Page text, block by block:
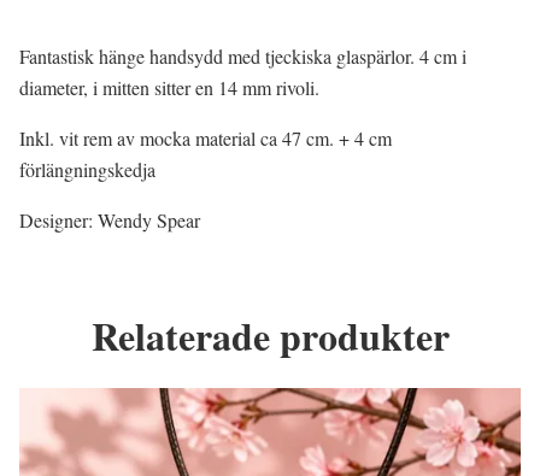
Fantastisk hänge handsydd med tjeckiska glaspärlor. 4 cm i
diameter, i mitten sitter en 14 mm rivoli.
Inkl. vit rem av mocka material ca 47 cm. + 4 cm
förlängningskedja
Designer: Wendy Spear
Relaterade produkter